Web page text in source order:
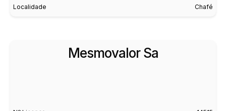
Localidade Chafé
Mesmovalor Sa